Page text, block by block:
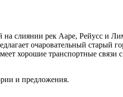
на слиянии рек Ааре, Рейусс
очаровательный старый
хорошие транспортные
и предложения.